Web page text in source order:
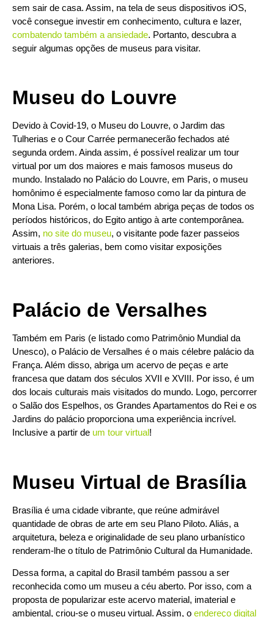
sem sair de casa. Assim, na tela de seus dispositivos iOS,
você consegue investir em conhecimento, cultura e lazer,
combatendo também a ansiedade. Portanto, descubra a
seguir algumas opções de museus para visitar.
Museu do Louvre
Devido à Covid-19, o Museu do Louvre, o Jardim das
Tulherias e o Cour Carrée permanecerão fechados até
segunda ordem. Ainda assim, é possível realizar um tour
virtual por um dos maiores e mais famosos museus do
mundo. Instalado no Palácio do Louvre, em Paris, o museu
homônimo é especialmente famoso como lar da pintura de
Mona Lisa. Porém, o local também abriga peças de todos os
períodos históricos, do Egito antigo à arte contemporânea.
Assim, no site do museu, o visitante pode fazer passeios
virtuais a três galerias, bem como visitar exposições
anteriores.
Palácio de Versalhes
Também em Paris (e listado como Patrimônio Mundial da
Unesco), o Palácio de Versalhes é o mais célebre palácio da
França. Além disso, abriga um acervo de peças e arte
francesa que datam dos séculos XVII e XVIII. Por isso, é um
dos locais culturais mais visitados do mundo. Logo, percorrer
o Salão dos Espelhos, os Grandes Apartamentos do Rei e os
Jardins do palácio proporciona uma experiência incrível.
Inclusive a partir de um tour virtual!
Museu Virtual de Brasília
Brasília é uma cidade vibrante, que reúne admirável
quantidade de obras de arte em seu Plano Piloto. Aliás, a
arquitetura, beleza e originalidade de seu plano urbanístico
renderam-lhe o título de Patrimônio Cultural da Humanidade.
Dessa forma, a capital do Brasil também passou a ser
reconhecida como um museu a céu aberto. Por isso, com a
proposta de popularizar este acervo material, imaterial e
ambiental, criou-se o museu virtual. Assim, o endereço digital